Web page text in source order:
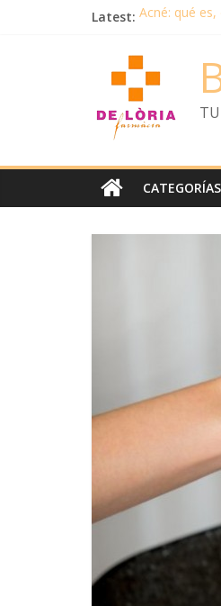
Latest: Acné: qué
KIT
Combate ya
Baño del
CATEGORÍAS